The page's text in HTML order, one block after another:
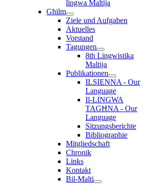
lingwa Maltija
Għilm
Ziele und Aufgaben
Aktuelles
Vorstand
Tagungen
8th Lingwistika
Maltija
Publikationen
ILSIENNA - Our
Language
Il-LINGWA
TAGĦNA - Our
Language
Sitzungsberichte
Bibliographie
Mitgliedschaft
Chronik
Links
Kontakt
Bil-Malti